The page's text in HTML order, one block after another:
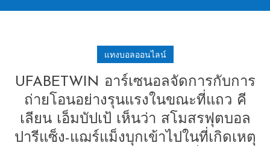
แทงบอลออนไลน์
UFABETWIN อาร์เซนอลจัดการกับการ
ถ่ายโอนอย่างรุนแรงในขณะที่แถว คี
เลียน เอ็มบัปเป้ เห็นว่า สโมสรฟุตบอล
ปารีแซ็ง-แฌร์แม็งบุกเข้าไปในที่เกิดเหตุ